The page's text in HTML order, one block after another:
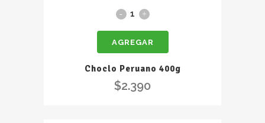
Choclo
400g
AGREGAR
Choclo Peruano 400g
$2.390